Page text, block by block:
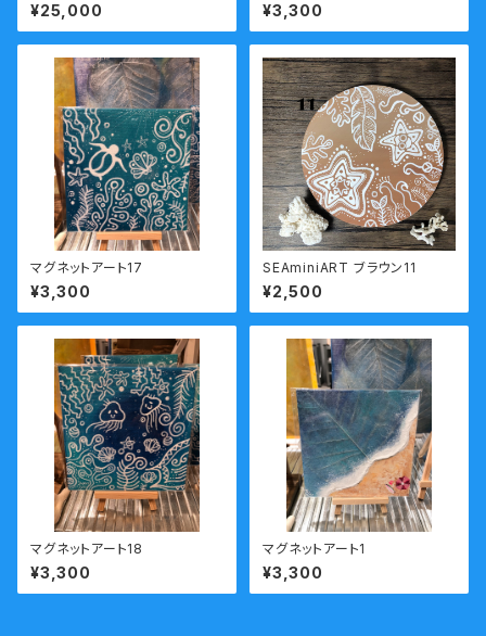
¥25,000 ¥3,300
マグネットアート17
¥3,300
SEAminiART ブラウン11
¥2,500
マグネットアート18
¥3,300
マグネットアート1
¥3,300